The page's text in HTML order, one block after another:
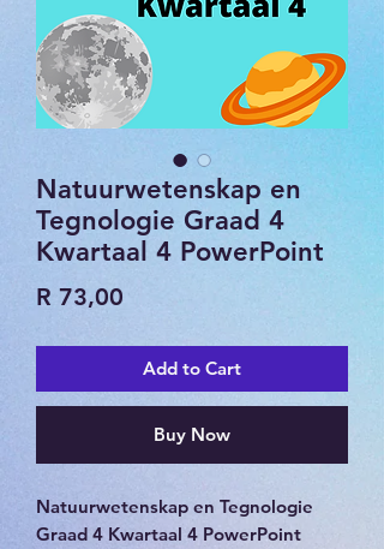
Natuurwetenskap en
Tegnologie Graad 4
Kwartaal 4 PowerPoint
R 73,00
Add to Cart
Buy Now
Natuurwetenskap en Tegnologie
Graad 4 Kwartaal 4 PowerPoint